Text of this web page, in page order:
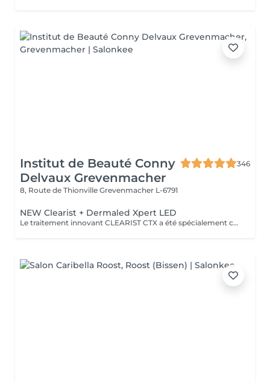
Institut de Beauté Conny
Delvaux Grevenmacher
346
8, Route de Thionville Grevenmacher L-6791
NEW Clearist + Dermaled Xpert LED
Le traitement innovant CLEARIST CTX a été spécialement conçu pour les peaux impures, grasses et à tendance acnéique. Ce concept de soin exclusif associe des principes actifs hautement efficaces à la photothérapie LED moderne DERMALED XPERT. La lumière LED bleue a une action antibactérienne et favorise l'épuration de la peau, tandis que la lumière LED rouge a un effet apaisant et stimule la régénération naturelle. Le résultat : un teint visiblement affiné et plus équilibré, avec moins d'imperfections et de rougeurs en douceur, efficacement et sans temps d'arrêt.